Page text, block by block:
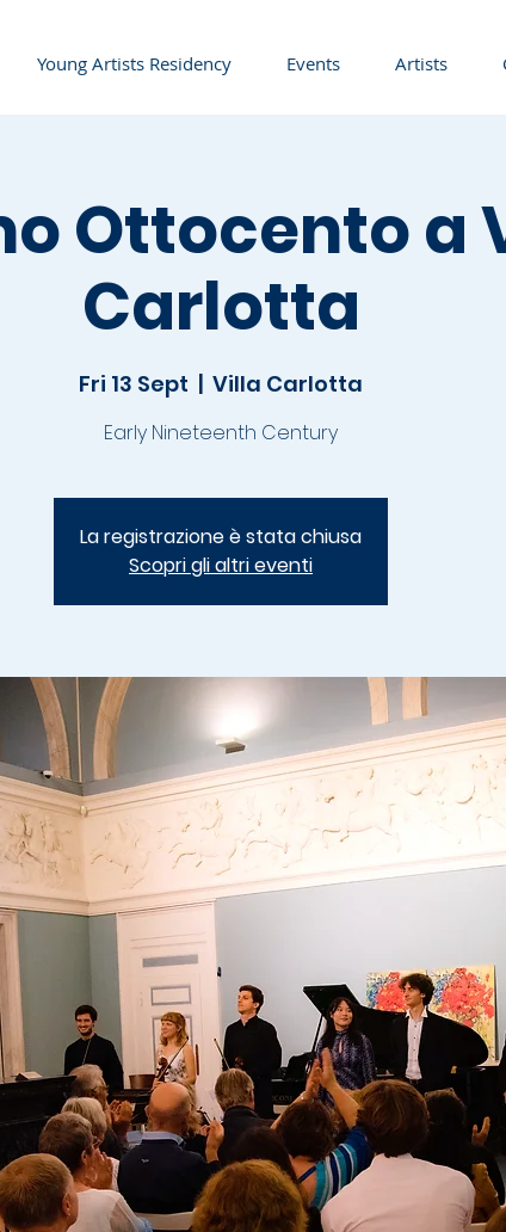
Young Artists Residency Events Artists
Ottocento a
Carlotta
Fri 13 Sept
  |
Villa Carlotta
Early Nineteenth Century
La registrazione è stata chiusa
Scopri gli altri eventi